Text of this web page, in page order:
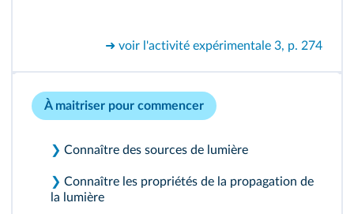
➜ voir l'activité expérimentale 3, p. 274
À maitriser pour commencer
❯ Connaître des sources de lumière
❯ Connaître les propriétés de la propagation de
la lumière